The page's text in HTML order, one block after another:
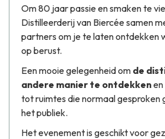
Om80 jaar passie en smakente
Distilleerderij van Biercéesamen
partners om je te laten ontdekken
op berust.
Een mooie gelegenheid om de
andere manier te ontdekken
tot ruimtes die normaal gesproken
het publiek.
Het evenement is geschikt voor